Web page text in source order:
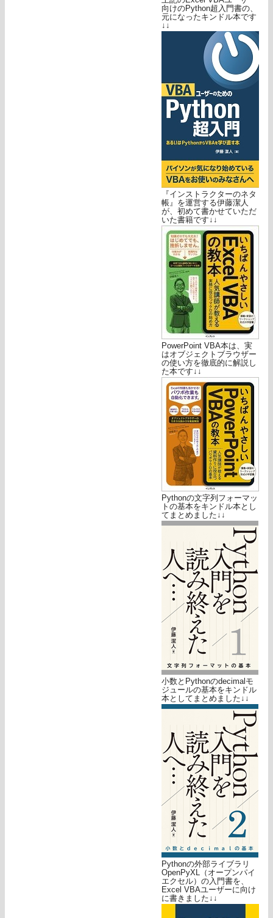
向けのPython超入門書の、
元になったキンドル本です
↓↓
『インストラクターのネタ
帳』を運営する伊藤潔人
が、初めて書かせていただ
いた書籍です↓↓
PowerPoint VBA本は、実
はオブジェクトブラウザー
の使い方を徹底的に解説し
た本です↓↓
Pythonの文字列フォーマッ
トの基本をキンドル本とし
てまとめました↓↓
小数とPythonのdecimalモ
ジュールの基本をキンドル
本としてまとめました↓↓
Pythonの外部ライブラリ
OpenPyXL（オープンパイ
エクセル）の入門書を、
Excel VBAユーザーに向け
に書きました↓↓